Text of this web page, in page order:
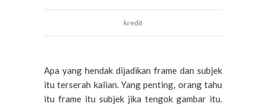
kredit
Apa yang hendak dijadikan frame dan subjek
itu terserah kalian. Yang penting, orang tahu
itu frame itu subjek jika tengok gambar itu.